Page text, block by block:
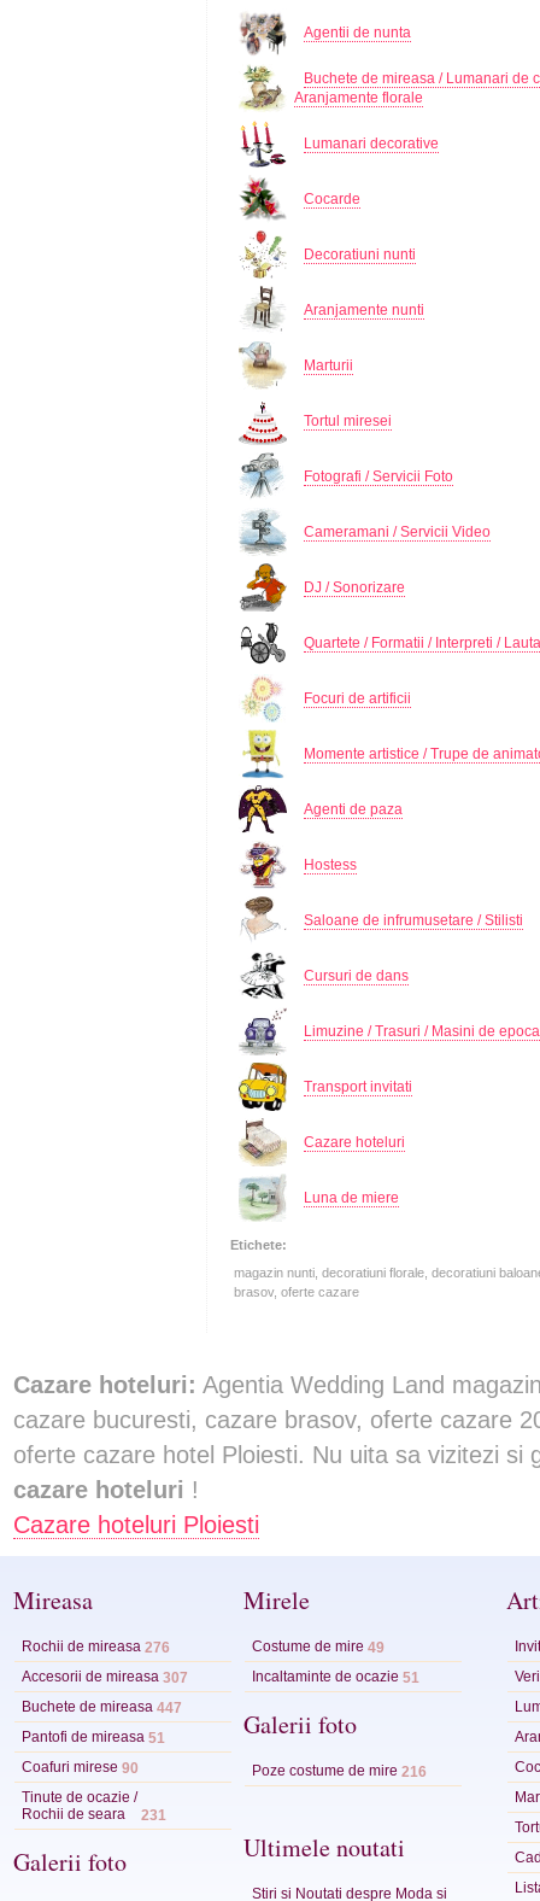
Agentii de nunta
Buchete de mireasa / Lumanari de
Aranjamente florale
Lumanari decorative
Cocarde
Decoratiuni nunti
Aranjamente nunti
Marturii
Tortul miresei
Fotografi / Servicii Foto
Cameramani / Servicii Video
DJ / Sonorizare
Quartete / Formatii / Interpreti /
Focuri de artificii
Momente artistice / Trupe de
Agenti de paza
Hostess
Saloane de infrumusetare / Stilisti
Cursuri de dans
Limuzine / Trasuri / Masini de epoca
Transport invitati
Cazare hoteluri
Luna de miere
Etichete:
magazin nunti, decoratiuni florale, decoratiuni
brasov, oferte cazare
Cazare hoteluri: Agentia Wedding Land
cazare bucuresti, cazare brasov, oferte cazare
oferte cazare hotel Ploiesti. Nu uita sa vizitezi si
cazare hoteluri !
Cazare hoteluri Ploiesti
Mireasa
Rochii de mireasa 276
Accesorii de mireasa 307
Buchete de mireasa 447
Pantofi de mireasa 51
Coafuri mirese 90
Tinute de ocazie /
Rochii de seara
231
Galerii foto
Mirele
Costume de mire 49
Incaltaminte de ocazie 51
Galerii foto
Poze costume de mire 216
Ultimele noutati
Stiri si Noutati despre Moda si